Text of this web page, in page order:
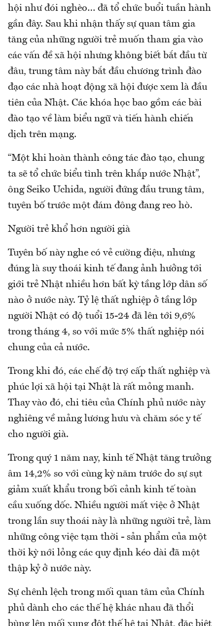
hội như đói nghèo… đã tổ chức buổi tuần hành
gần đây. Sau khi nhận thấy sự quan tâm gia
tăng của những người trẻ muốn tham gia vào
các vấn đề xã hội nhưng không biết bắt đầu từ
đâu, trung tâm này bắt đầu chương trình đào
đạo các nhà hoạt động xã hội được xem là đầu
tiên của Nhật. Các khóa học bao gồm các bài
đào tạo về làm biểu ngữ và tiến hành chiến
dịch trên mạng.
“Một khi hoàn thành công tác đào tạo, chung
ta sẽ tổ chức biểu tình trên khắp nước Nhật”,
ông Seiko Uchida, người đứng đầu trung tâm,
tuyên bố trước một đám đông đang reo hò.
Người trẻ khổ hơn người già
Tuyên bố này nghe có vẻ cường điệu, nhưng
đúng là suy thoái kinh tế đang ảnh hưởng tới
giới trẻ Nhật nhiều hơn bất kỳ tầng lớp dân số
nào ở nước này. Tỷ lệ thất nghiệp ở tầng lớp
người Nhật có độ tuổi 15-24 đã lên tới 9,6%
trong tháng 4, so với mức 5% thất nghiệp nói
chung của cả nước.
Trong khi đó, các chế độ trợ cấp thất nghiệp và
phúc lợi xã hội tại Nhật là rất mỏng manh.
Thay vào đó, chi tiêu của Chính phủ nước này
nghiêng về mảng lương hưu và chăm sóc y tế
cho người già.
Trong quý 1 năm nay, kinh tế Nhật tăng trưởng
âm 14,2% so với cùng kỳ năm trước do sự sụt
giảm xuất khẩu trong bối cảnh kinh tế toàn
cầu xuống dốc. Nhiều người mất việc ở Nhật
trong lần suy thoái này là những người trẻ, làm
những công việc tạm thời - sản phẩm của một
thời kỳ nới lỏng các quy định kéo dài đã một
thập kỷ ở nước này.
Sự chênh lệch trong mối quan tâm của Chính
phủ dành cho các thế hệ khác nhau đã thổi